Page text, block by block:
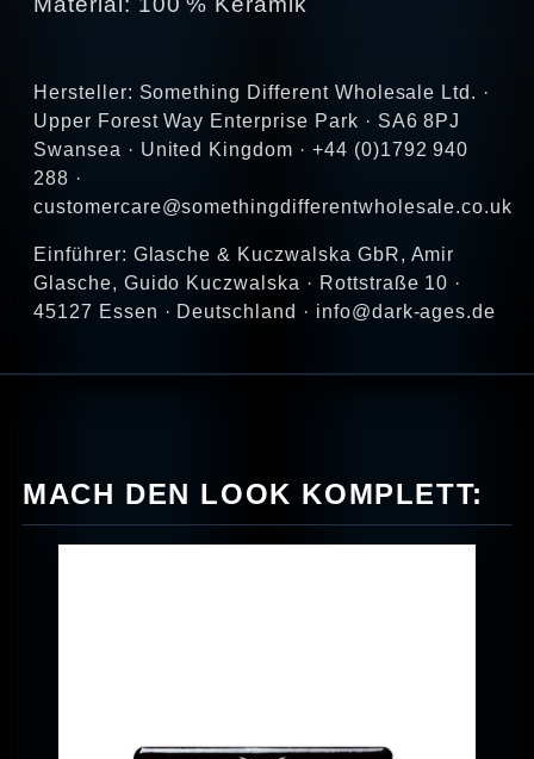
Hersteller: Something Different Wholesale Ltd. ·
Upper Forest Way Enterprise Park · SA6 8PJ
Swansea · United Kingdom · +44 (0)1792 940
288 ·
customercare@somethingdifferentwholesale.co.uk
Einführer: Glasche & Kuczwalska GbR, Amir
Glasche, Guido Kuczwalska · Rottstraße 10 ·
45127 Essen · Deutschland · info@dark-ages.de
MACH DEN LOOK KOMPLETT: